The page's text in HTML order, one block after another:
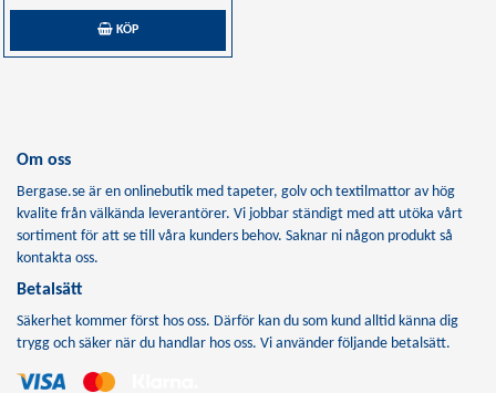
KÖP
Om oss
Bergase.se är en onlinebutik med tapeter, golv och textilmattor av hög
kvalite från välkända leverantörer. Vi jobbar ständigt med att utöka vårt
sortiment för att se till våra kunders behov. Saknar ni någon produkt så
kontakta oss.
Betalsätt
Säkerhet kommer först hos oss. Därför kan du som kund alltid känna dig
trygg och säker när du handlar hos oss. Vi använder följande betalsätt.